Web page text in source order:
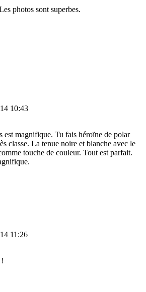
photos sont superbes.
10:43
est magnifique. Tu fais héroïne de polar
classe. La tenue noire et blanche avec le
touche de couleur. Tout est parfait.
11:26